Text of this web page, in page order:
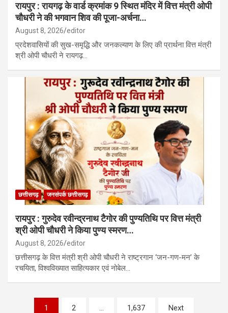
रायपुर : रायगढ़ के वार्ड क्रमांक 9 स्थित मंदिर में वित्त मंत्री ओपी
चौधरी ने की भगवान शिव की पूजा-अर्चना…
August 8, 2026 editor
प्रदेशवासियों की सुख-समृद्धि और जनकल्याण के लिए की प्रार्थना वित्त मंत्री
श्री ओपी चौधरी ने रायगढ़…
छत्तीसगढ़ जनसंपर्क छत्तीसगढ़
रायपुर : गुरुदेव रवीन्द्रनाथ टैगोर की पुण्यतिथि पर वित्त मंत्री
श्री ओपी चौधरी ने किया पुण्य स्मरण…
August 8, 2026 editor
छत्तीसगढ़ के वित्त मंत्री श्री ओपी चौधरी ने राष्ट्रगान ‘जन-गण-मन’ के
रचयिता, विश्वविख्यात साहित्यकार एवं नोबेल…
1 2 … 1,637 Next